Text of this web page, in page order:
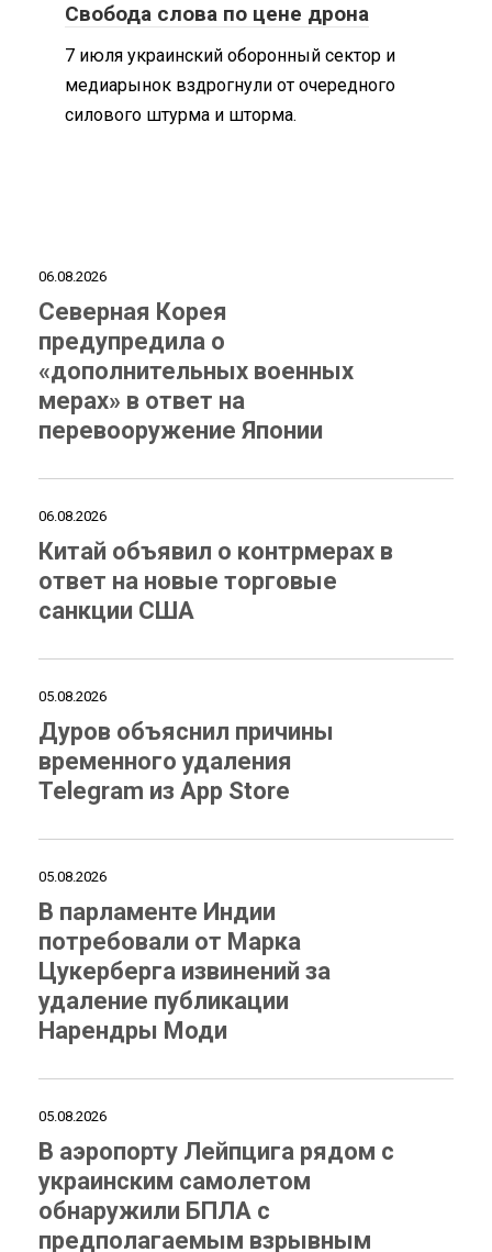
Свобода слова по цене дрона
7 июля украинский оборонный сектор и
медиарынок вздрогнули от очередного
силового штурма и шторма.
06.08.2026
Северная Корея
предупредила о
«дополнительных военных
мерах» в ответ на
перевооружение Японии
06.08.2026
Китай объявил о контрмерах в
ответ на новые торговые
санкции США
05.08.2026
Дуров объяснил причины
временного удаления
Telegram из App Store
05.08.2026
В парламенте Индии
потребовали от Марка
Цукерберга извинений за
удаление публикации
Нарендры Моди
05.08.2026
В аэропорту Лейпцига рядом с
украинским самолетом
обнаружили БПЛА с
предполагаемым взрывным